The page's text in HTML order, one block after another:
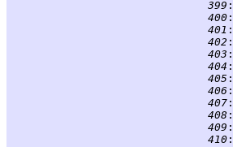
399 :
400 :
401 :
402 :
403 :
404 :
405 :
406 :
407 :
408 :
409 :
410 :